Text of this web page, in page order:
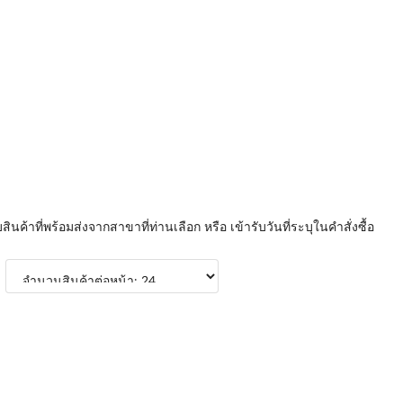
ค้าที่พร้อมส่งจากสาขาที่ท่านเลือก หรือ เข้ารับวันที่ระบุในคำสั่งซื้อ